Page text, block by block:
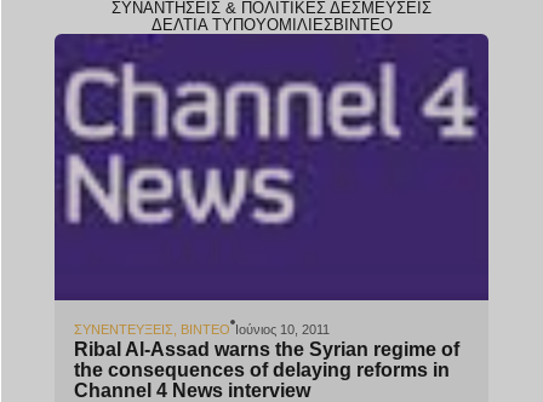
ΣΥΝΑΝΤΉΣΕΙΣ & ΠΟΛΙΤΙΚΈΣ ΔΕΣΜΕΎΣΕΙΣ
ΔΕΛΤΊΑ ΤΎΠΟΥΟΜΙΛΊΕΣΒΊΝΤΕΟ
ΣΥΝΕΝΤΕΎΞΕΙΣ ΒΊΝΤΕΟ Ιούνιος 10, 2011
Ribal Al-Assad warns the Syrian regime of
the consequences of delaying reforms in
Channel 4 News interview